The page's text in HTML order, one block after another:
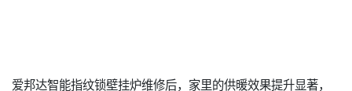
爱邦达智能指纹锁壁挂炉维修后，家里的供暖效果提升显著，